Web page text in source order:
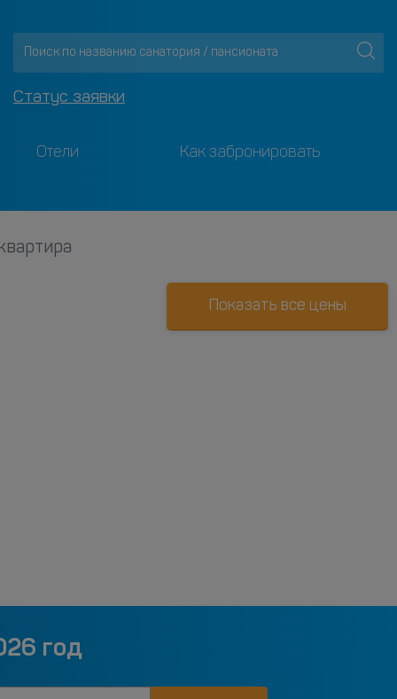
Статус заявки
Отели Как забронировать
Показать все цены
год